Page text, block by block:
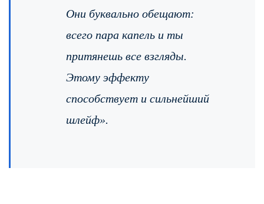
Они буквально обещают:
всего пара капель и ты
притянешь все взгляды.
Этому эффекту
способствует и сильнейший
шлейф».